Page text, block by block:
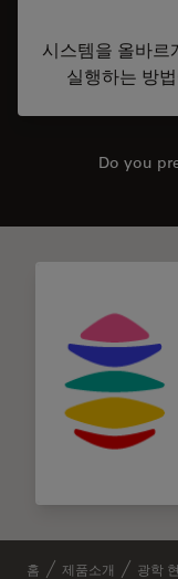
시스템을 올바르
실행하는 방
Do you
홈 제품소개 광학